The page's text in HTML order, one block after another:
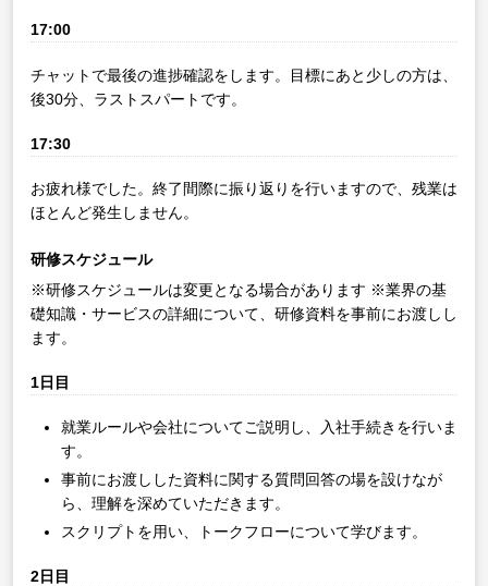
17:00
チャットで最後の進捗確認をします。目標にあと少しの方は、
後30分、ラストスパートです。
17:30
お疲れ様でした。終了間際に振り返りを行いますので、残業は
ほとんど発生しません。
研修スケジュール
※研修スケジュールは変更となる場合があります ※業界の基
礎知識・サービスの詳細について、研修資料を事前にお渡しし
ます。
1日目
就業ルールや会社についてご説明し、入社手続きを行いま
す。
事前にお渡しした資料に関する質問回答の場を設けなが
ら、理解を深めていただきます。
スクリプトを用い、トークフローについて学びます。
2日目